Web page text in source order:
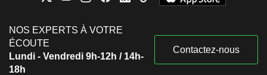
NOS EXPERTS À VOTRE
ÉCOUTE
Lundi - Vendredi 9h-12h / 14h-
18h
Contactez-nous